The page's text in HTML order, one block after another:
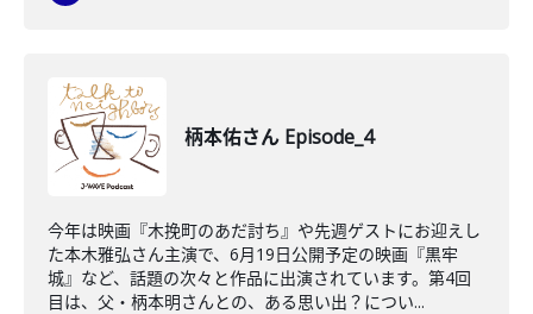
柄本佑さん Episode_4
今年は映画『木挽町のあだ討ち』や先週ゲストにお迎えし
た本木雅弘さん主演で、6月19日公開予定の映画『黒牢
城』など、話題の次々と作品に出演されています。第4回
目は、父・柄本明さんとの、ある思い出？につい...